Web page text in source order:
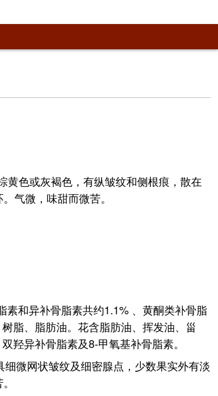
色或灰褐色，有纵皱纹和侧根痕，散在
气微，味甜而微苦。
和异补骨脂素共约1.1% 、黄酮类补骨脂
脂、脂肪油。花含脂肪油、挥发油、甾
羟异补骨脂素及8-甲氧基补骨脂素。
微网状皱纹及细密腺点，少数果实外有淡